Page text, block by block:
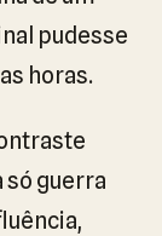
pudesse
horas.
só guerra